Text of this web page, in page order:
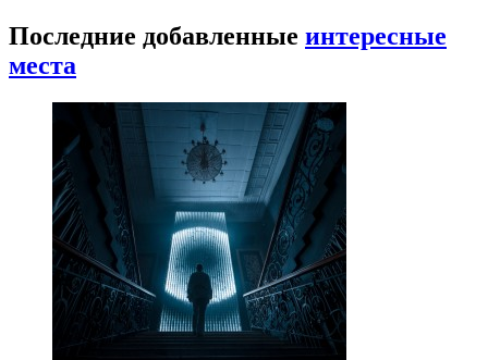
Последние добавленные интересные
места